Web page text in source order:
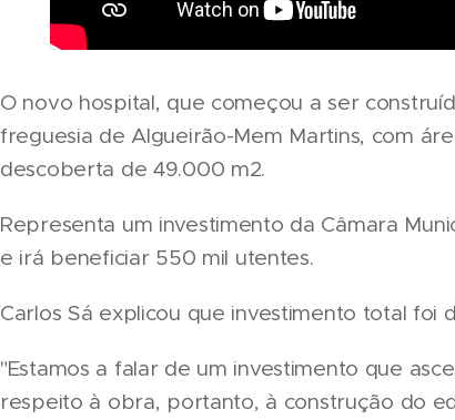
O novo hospital, que começou a ser
freguesia de Algueirão-Mem Martins, com
descoberta de 49.000 m2.
Representa um investimento da Câmara
e irá beneficiar 550 mil utentes.
Carlos Sá explicou que investimento total foi
"Estamos a falar de um investimento que
respeito à obra, portanto, à construção do